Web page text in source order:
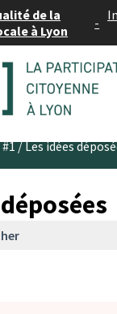
de la
à Lyon
-
/Les idées